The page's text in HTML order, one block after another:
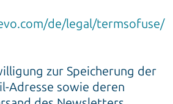
de/legal/termsofuse/
zur Speicherung der
Adresse sowie deren